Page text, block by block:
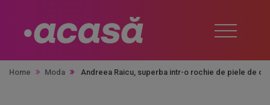
Home Moda Andreea Raicu, superba intr-o rochie de piele de